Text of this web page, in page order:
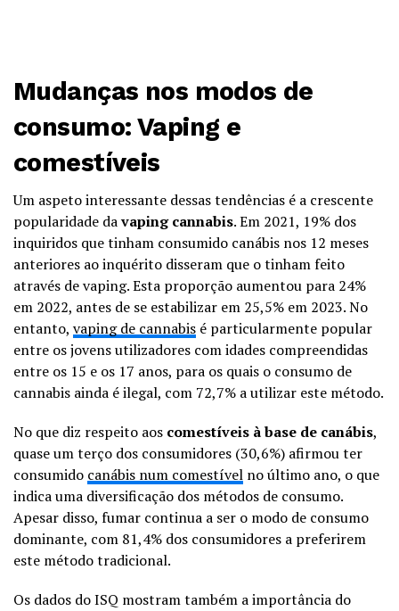
Mudanças nos modos de
consumo: Vaping e
comestíveis
Um aspeto interessante dessas tendências é a crescente
popularidade davaping cannabis. Em 2021, 19% dos
inquiridos que tinham consumido canábis nos 12 meses
anteriores ao inquérito disseram que o tinham feito
através de vaping. Esta proporção aumentou para 24%
em 2022, antes de se estabilizar em 25,5% em 2023. No
entanto, vaping de cannabis é particularmente popular
entre os jovens utilizadores com idades compreendidas
entre os 15 e os 17 anos, para os quais o consumo de
cannabis ainda é ilegal, com 72,7% a utilizar este método.
No que diz respeito aos comestíveis à base de canábis,
quase um terço dos consumidores (30,6%) afirmou ter
consumido canábis num comestível no último ano, o que
indica uma diversificação dos métodos de consumo.
Apesar disso, fumar continua a ser o modo de consumo
dominante, com 81,4% dos consumidores a preferirem
este método tradicional.
Os dados do ISQ mostram também a importância do